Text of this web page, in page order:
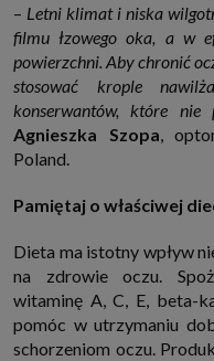
– Letni klimat i niska
filmu łzowego oka, a w
powierzchni. Aby chronić
stosować krople
konserwantów, które nie
Agnieszka Szopa,
Poland.
Pamiętaj o właściwej
Dieta ma istotny wpływ
na zdrowie oczu.
witaminę A, C, E, beta-
pomóc w utrzymaniu
schorzeniom oczu.